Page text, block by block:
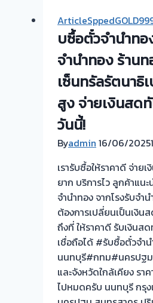
จำนำ
ทุก
ชนิด
ราคา
ดี!
ต้อง
จ่าย
ดอก
แพง!
เอา
ตั๋ว
จำนำ
มา
ขาย
เป็น
บซื้อตั๋วจำนำท
จำนำทอง ร้านท
เซ็นทรัลรัตนาธิ
สูง จ่ายเงินสด
วันนี้!
Byadmin 16/06/2025
เรารับซื้อให้ราคาดี จ่าย
ยาก บริการไว ลูกค้าแ
จำนำทอง จากโรงรับจำ
ต้องการเปลี่ยนเป็นเงิน
ถึงที่ ให้ราคาดี รับเงินส
เชื่อถือได้ #รับซื้อตั๋วจำ
นนทบุรี#กทม#นครปฐ
และจังหวัดใกล้เคียง รา
ไปหมดครับ นนทบุรี กรุ